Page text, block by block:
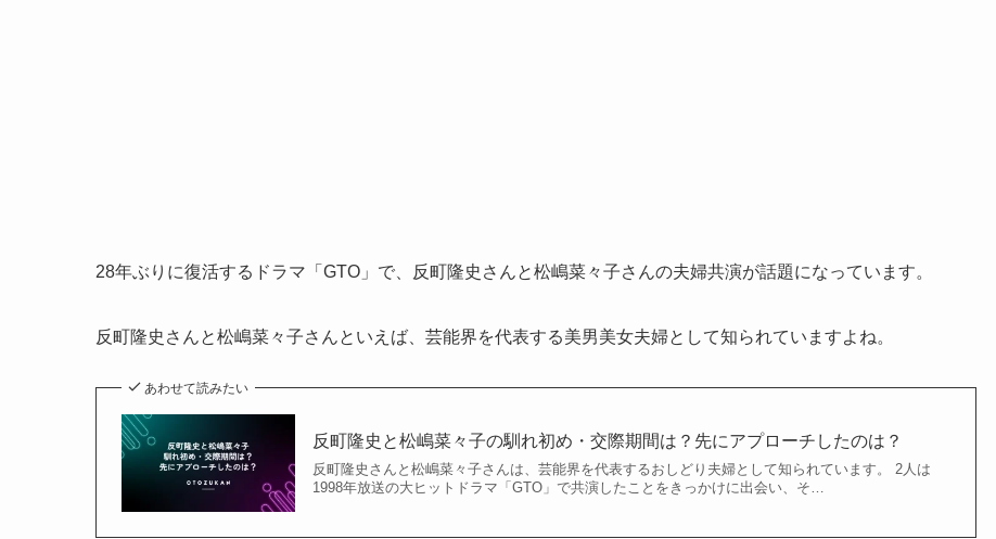
28年ぶりに復活するドラマ「GTO」で、反町隆史さんと松嶋菜々子さんの夫婦共演が話題になっています。
反町隆史さんと松嶋菜々子さんといえば、芸能界を代表する美男美女夫婦として知られていますよね。
あわせて読みたい
反町隆史と松嶋菜々子の馴れ初め・交際期間は？先にアプローチしたのは？
反町隆史さんと松嶋菜々子さんは、芸能界を代表するおしどり夫婦として知られています。 2人は
1998年放送の大ヒットドラマ「GTO」で共演したことをきっかけに出会い、そ…